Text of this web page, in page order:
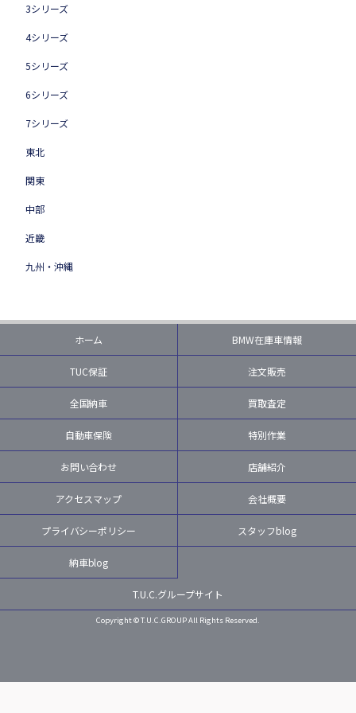
3シリーズ
4シリーズ
5シリーズ
6シリーズ
7シリーズ
東北
関東
中部
近畿
九州・沖縄
ホーム BMW在庫車情報
TUC保証 注文販売
全国納車 買取査定
自動車保険 特別作業
お問い合わせ 店舗紹介
アクセスマップ 会社概要
プライバシーポリシー スタッフblog
納車blog
T.U.C.グループサイト
Copyright © T.U.C.GROUP All Rights Reserved.